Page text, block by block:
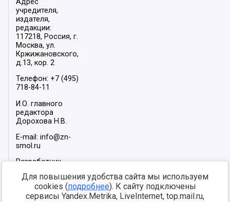
учредителя,
издателя,
редакции:
117218, Россия, г.
Москва, ул.
Кржижановского,
д.13, кор. 2
Телефон: +7 (495)
718-84-11
И.О. главного
редактора
Дорохова Н.В.
E-mail: info@zn-
smol.ru
Разработчик
2026
Мы в социальных
Для повышения удобства сайта мы используем
cookies (подробнее). К сайту подключены
сервисы Yandex.Metrika, LiveInternet, top.mail.ru,